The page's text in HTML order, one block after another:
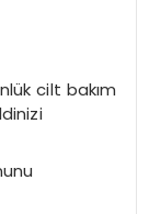
cilt bakım